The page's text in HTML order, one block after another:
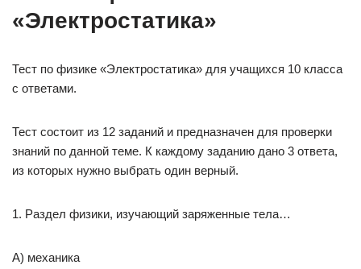
«Электростатика»
Тест по физике «Электростатика» для учащихся 10 класса
с ответами.
Тест состоит из 12 заданий и предназначен для проверки
знаний по данной теме. К каждому заданию дано 3 ответа,
из которых нужно выбрать один верный.
1. Раздел физики, изучающий заряженные тела…
А) механика